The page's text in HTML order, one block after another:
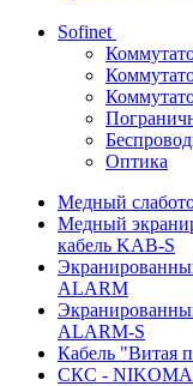
Sofinet
Оптика
Медный
Медный
кабель KAB-S
ALARM
ALARM-S
Кабель "Витая
СКС -